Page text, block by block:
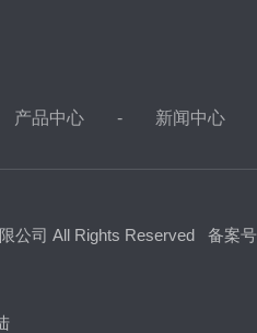
产品中心 新闻中心
公司 All Rights Reserved 备案